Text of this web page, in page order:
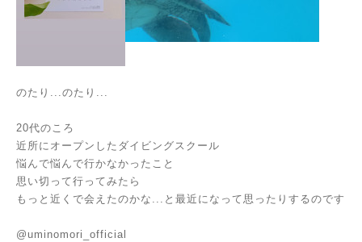
のたり...のたり...
20代のころ
近所にオープンしたダイビングスクール
悩んで悩んで行かなかったこと
思い切って行ってみたら
もっと近くで会えたのかな...と最近になって思ったりするのです
@uminomori_official